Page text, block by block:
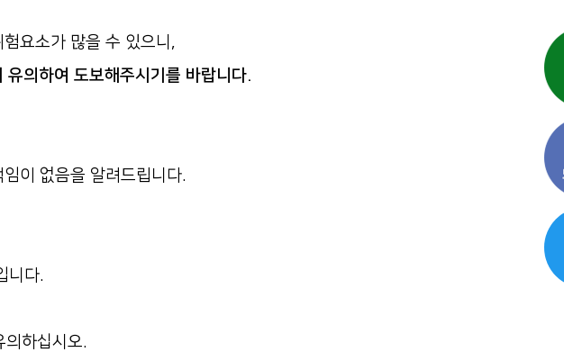
요소가 많을 수 있으니,
의하여 도보해주시기를 바랍니다.
이 없음을 알려드립니다.
니다.
하십시오.